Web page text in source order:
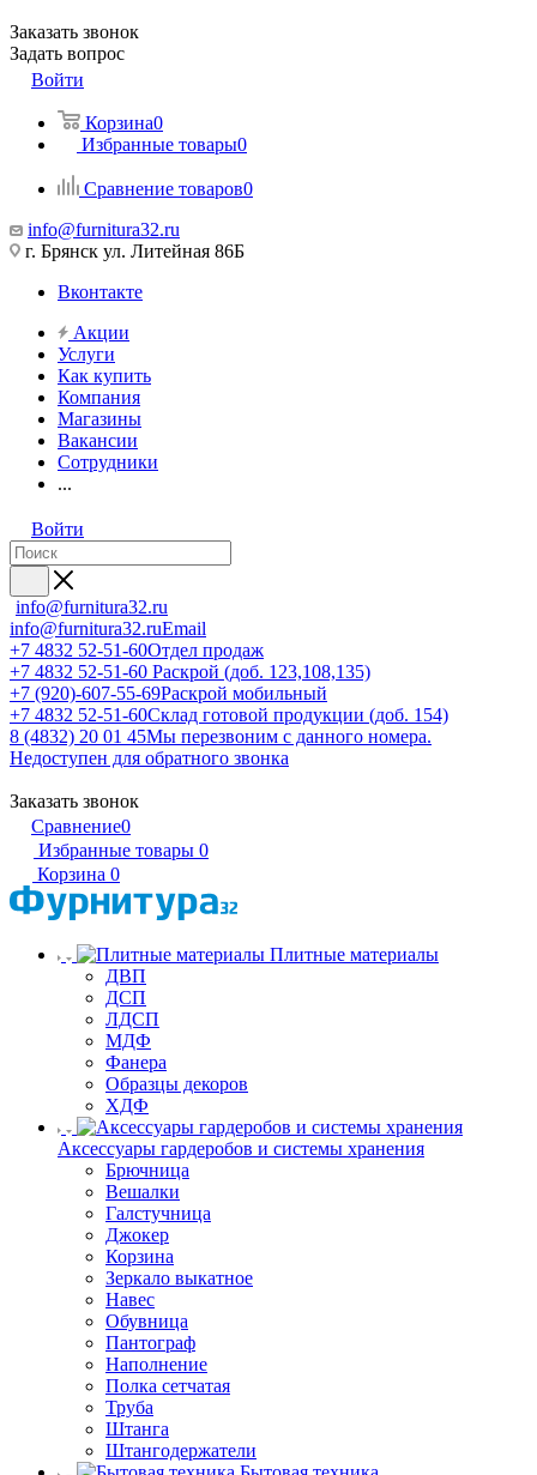
Заказать звонок
Задать вопрос
Войти
Корзина0
Избранные товары0
Сравнение товаров0
info@furnitura32.ru
г. Брянск ул. Литейная 86Б
Вконтакте
Акции
Услуги
Как купить
Компания
Магазины
Вакансии
Сотрудники
...
Войти
info@furnitura32.ru
info@furnitura32.ruEmail
+7 4832 52-51-60Отдел продаж
+7 4832 52-51-60 Раскрой (доб. 123,108,135)
+7 (920)-607-55-69Раскрой мобильный
+7 4832 52-51-60Склад готовой продукции (доб. 154)
8 (4832) 20 01 45Мы перезвоним с данного номера.
Недоступен для обратного звонка
Заказать звонок
Сравнение0
Избранные товары 0
Корзина 0
Плитные материалы
ДВП
ДСП
ЛДСП
МДФ
Фанера
Образцы декоров
ХДФ
Аксессуары гардеробов и системы хранения
Брючница
Вешалки
Галстучница
Джокер
Корзина
Зеркало выкатное
Навес
Обувница
Пантограф
Наполнение
Полка сетчатая
Труба
Штанга
Штангодержатели